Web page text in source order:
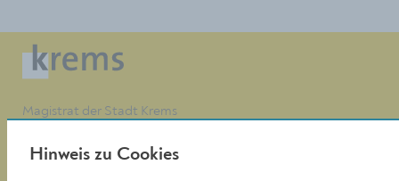
Magistrat der Stadt Krems
A-3500 Krems
Hinweis zu Cookies